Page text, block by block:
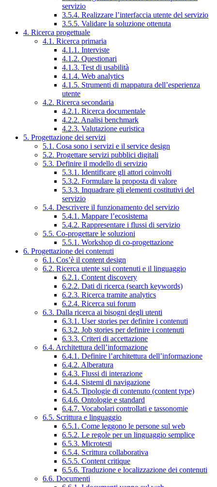
servizio
3.5.4. Realizzare l’interfaccia utente del servizio
3.5.5. Validare la soluzione ottenuta
4. Ricerca progettuale
4.1. Ricerca primaria
4.1.1. Interviste
4.1.2. Questionari
4.1.3. Test di usabilità
4.1.4. Web analytics
4.1.5. Strumenti di mappatura dell’esperienza
utente
4.2. Ricerca secondaria
4.2.1. Ricerca documentale
4.2.2. Analisi benchmark
4.2.3. Valutazione euristica
5. Progettazione dei servizi
5.1. Cosa sono i servizi e il service design
5.2. Progettare servizi pubblici digitali
5.3. Definire il modello di servizio
5.3.1. Identificare gli attori coinvolti
5.3.2. Formulare la proposta di valore
5.3.3. Inquadrare gli elementi costitutivi del
servizio
5.4. Descrivere il funzionamento del servizio
5.4.1. Mappare l’ecosistema
5.4.2. Rappresentare i flussi di servizio
5.5. Co-progettare le soluzioni
5.5.1. Workshop di co-progettazione
6. Progettazione dei contenuti
6.1. Cos’è il content design
6.2. Ricerca utente sui contenuti e il linguaggio
6.2.1. Content discovery
6.2.2. Dati di ricerca (search keywords)
6.2.3. Ricerca tramite analytics
6.2.4. Ricerca sui forum
6.3. Dalla ricerca ai bisogni degli utenti
6.3.1. User stories per definire i contenuti
6.3.2. Job stories per definire i contenuti
6.3.3. Criteri di accettazione
6.4. Architettura dell’informazione
6.4.1. Definire l’architettura dell’informazione
6.4.2. Alberatura
6.4.3. Flussi di interazione
6.4.4. Sistemi di navigazione
6.4.5. Tipologie di contenuto (content type)
6.4.6. Ontologie e standard
6.4.7. Vocabolari controllati e tassonomie
6.5. Scrittura e linguaggio
6.5.1. Come leggono le persone sul web
6.5.2. Le regole per un linguaggio semplice
6.5.3. Microtesti
6.5.4. Scrittura collaborativa
6.5.5. Content critique
6.5.6. Traduzione e localizzazione dei contenuti
6.6. Documenti